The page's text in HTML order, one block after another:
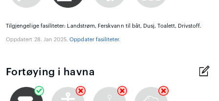
Tilgjengelige fasiliteter: Landstrøm, Ferskvann til båt, Dusj, Toalett, Drivstoff.
Oppdatert 28. Jan 2025.Oppdater fasiliteter.
Fortøying i havna